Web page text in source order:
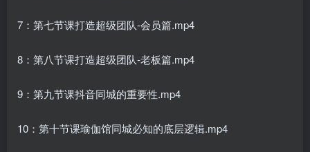
7：第七节课打造超级团队-会员篇.mp4
8：第八节课打造超级团队-老板篇.mp4
9：第九节课抖音同城的重要性.mp4
10：第十节课瑜伽馆同城必知的底层逻辑.mp4